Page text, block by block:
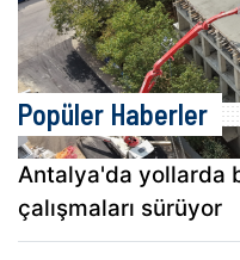
Popüler Haberler
Antalya'da yollarda
çalışmaları sürüyor